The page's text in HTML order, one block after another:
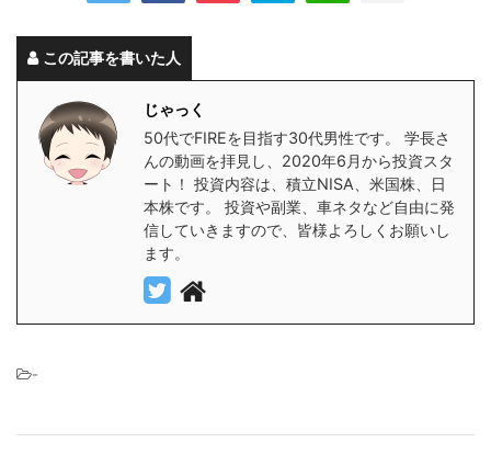
この記事を書いた人
じゃっく
50代でFIREを目指す30代男性です。 学長さ
んの動画を拝見し、2020年6月から投資スタ
ート！ 投資内容は、積立NISA、米国株、日
本株です。 投資や副業、車ネタなど自由に発
信していきますので、皆様よろしくお願いし
ます。
-